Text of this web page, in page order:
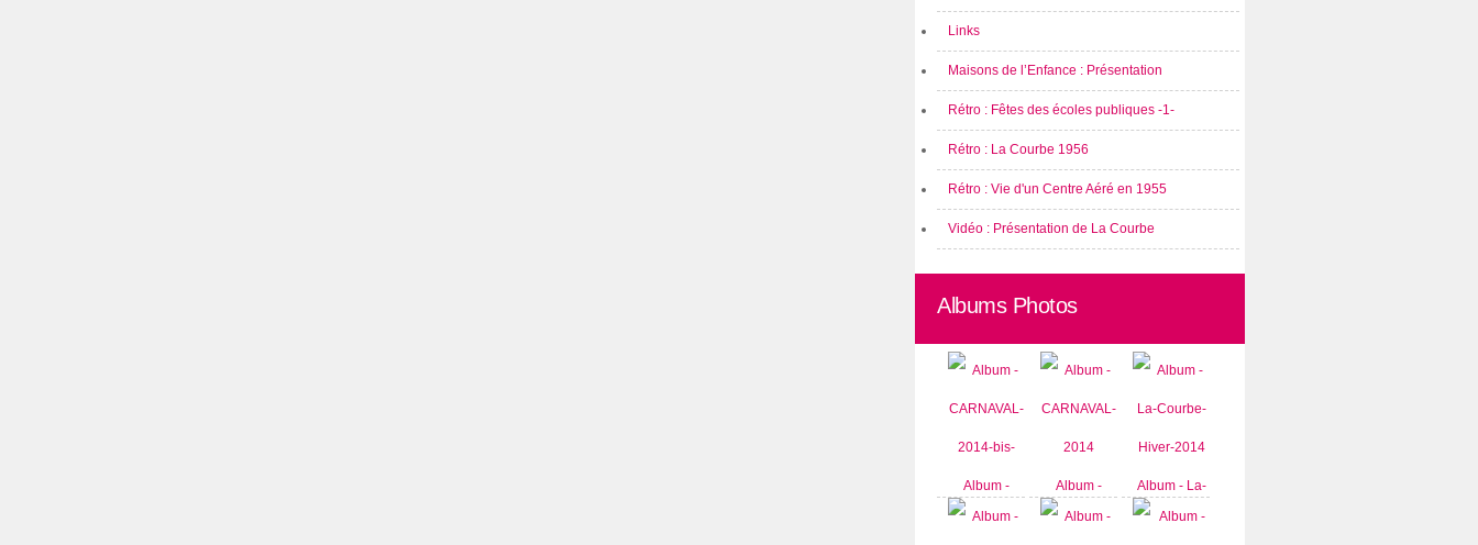
Links
Maisons de l’Enfance : Présentation
Rétro : Fêtes des écoles publiques -1-
Rétro : La Courbe 1956
Rétro : Vie d'un Centre Aéré en 1955
Vidéo : Présentation de La Courbe
Albums Photos
Album -
CARNAVAL-
Album -
CARNAVAL-
Album - La-
Courbe-